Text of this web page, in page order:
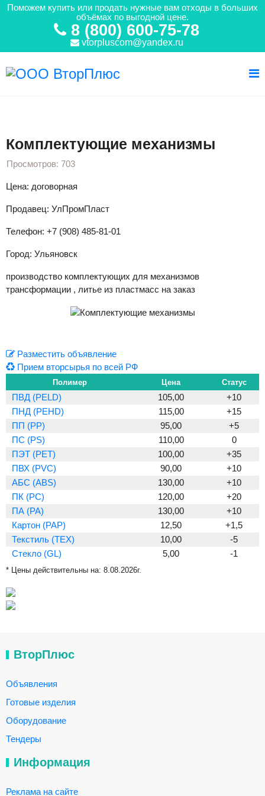
Поможем купить или продать нужные вам отходы в больших
объёмах по выгодной цене.
8 (800) 600-75-78
vtorpluscom@yandex.ru
Комплектующие механизмы
Просмотров: 703
Цена: договорная
Продавец: УлПромПласт
Телефон: +7 (908) 485-81-01
Город: Ульяновск
производство комплектующих для механизмов
трансформации , литье из пластмасс на заказ
Разместить объявление
Прием вторсырья по всей РФ
Полимер Цена Статус
ПВД (PELD) 105,00
+10
ПНД (PEHD)
115,00
+15
ПП (PP)
95,00
+5
ПС (PS)
110,00
0
ПЭТ (PET)
100,00
+35
ПВХ (PVC)
90,00
+10
АБС (ABS)
130,00
+10
ПК (PC)
120,00
+20
ПА (PA)
130,00
+10
Картон (PAP)
12,50
+1,5
Текстиль (TEX)
10,00
-5
Стекло (GL)
5,00 -1
* Цены действительны на: 8.08.2026г.
ВторПлюс
Объявления
Готовые изделия
Оборудование
Тендеры
Информация
Реклама на сайте